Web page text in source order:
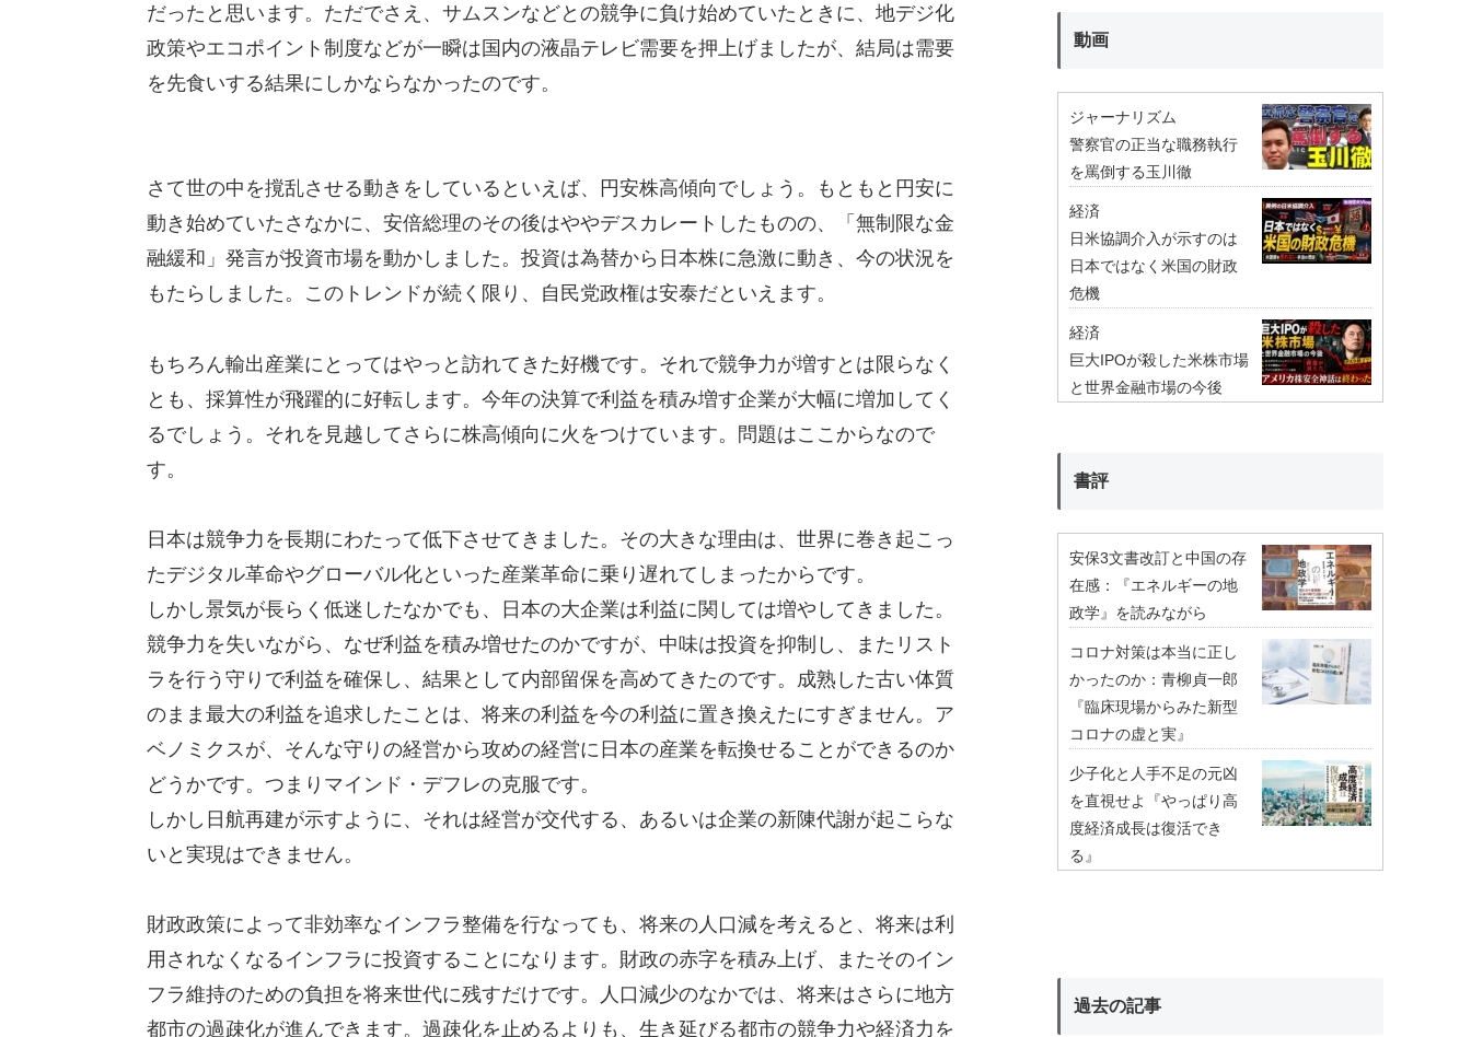
だったと思います。ただでさえ、サムスンなどとの競争に負け始めていたときに、地デジ化
政策やエコポイント制度などが一瞬は国内の液晶テレビ需要を押上げましたが、結局は需要
を先食いする結果にしかならなかったのです。
さて世の中を撹乱させる動きをしているといえば、円安株高傾向でしょう。もともと円安に
動き始めていたさなかに、安倍総理のその後はややデスカレートしたものの、「無制限な金
融緩和」発言が投資市場を動かしました。投資は為替から日本株に急激に動き、今の状況を
もたらしました。このトレンドが続く限り、自民党政権は安泰だといえます。
もちろん輸出産業にとってはやっと訪れてきた好機です。それで競争力が増すとは限らなく
とも、採算性が飛躍的に好転します。今年の決算で利益を積み増す企業が大幅に増加してく
るでしょう。それを見越してさらに株高傾向に火をつけています。問題はここからなので
す。
日本は競争力を長期にわたって低下させてきました。その大きな理由は、世界に巻き起こっ
たデジタル革命やグローバル化といった産業革命に乗り遅れてしまったからです。
しかし景気が長らく低迷したなかでも、日本の大企業は利益に関しては増やしてきました。
競争力を失いながら、なぜ利益を積み増せたのかですが、中味は投資を抑制し、またリスト
ラを行う守りで利益を確保し、結果として内部留保を高めてきたのです。成熟した古い体質
のまま最大の利益を追求したことは、将来の利益を今の利益に置き換えたにすぎません。ア
ベノミクスが、そんな守りの経営から攻めの経営に日本の産業を転換せることができるのか
どうかです。つまりマインド・デフレの克服です。
しかし日航再建が示すように、それは経営が交代する、あるいは企業の新陳代謝が起こらな
いと実現はできません。
財政政策によって非効率なインフラ整備を行なっても、将来の人口減を考えると、将来は利
用されなくなるインフラに投資することになります。財政の赤字を積み上げ、またそのイン
フラ維持のための負担を将来世代に残すだけです。人口減少のなかでは、将来はさらに地方
都市の過疎化が進んできます。過疎化を止めるよりも、生き延びる都市の競争力や経済力を
動画
ジャーナリズム
警察官の正当な職務執行
を罵倒する玉川徹
経済
日米協調介入が示すのは
日本ではなく米国の財政
危機
経済
巨大IPOが殺した米株市場
と世界金融市場の今後
書評
安保3文書改訂と中国の存
在感：『エネルギーの地
政学』を読みながら
コロナ対策は本当に正し
かったのか：青柳貞一郎
『臨床現場からみた新型
コロナの虚と実』
少子化と人手不足の元凶
を直視せよ『やっぱり高
度経済成長は復活でき
る』
過去の記事